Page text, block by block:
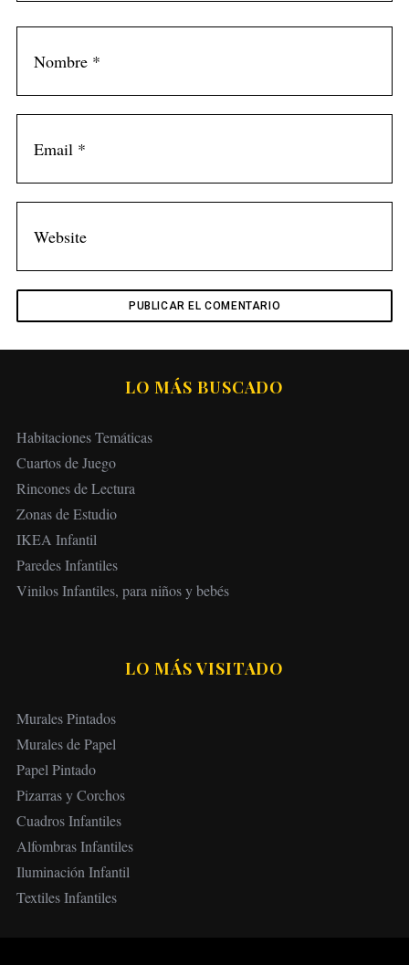
LO MÁS BUSCADO
Habitaciones Temáticas
Cuartos de Juego
Rincones de Lectura
Zonas de Estudio
IKEA Infantil
Paredes Infantiles
Vinilos Infantiles, para niños y bebés
LO MÁS VISITADO
Murales Pintados
Murales de Papel
Papel Pintado
Pizarras y Corchos
Cuadros Infantiles
Alfombras Infantiles
Iluminación Infantil
Textiles Infantiles